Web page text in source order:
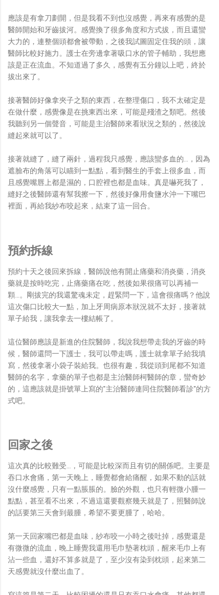
應該是有拿刀劃開，但是我看不到也沒感覺，再來有感覺的是
醫師開始和牙齒拔河。感覺換了很多角度和方式拔，而且還蠻
大力的，連整個頭都會被帶動，之後我試圖固定住我的頭，讓
醫師比較好施力。護士在旁邊拿著吸口水的管子輔助，我想應
該是正在流血。不知道過了多久，感覺有五分鐘以上吧，終於
拔出來了。
接著醫師好像拿夾子之類的東西，在整理傷口，我不太確定是
在做什麼，感覺像是在挑東西出來，可能是殘渣之類吧。然後
我聽到另一個聲音，可能是主治醫師來看狀況之類的，然後說
縫起來就可以了。
接著就縫了，縫了兩針，過程我只感覺，應該蠻多血的...，因為
遮臉布的角落可以瞄到一點點，看到醫生的手套上很多血，而
且感覺嘴唇上都是濕的，口腔裡也都是血味。真是嚇死我了，
縫好之後醫師還有幫我擦一下，然後好像用食鹽水沖一下嘴巴
裡面，再給我紗布咬起來，結束了這一回合。
預約拆線
預約十天之後回來拆線，醫師說他有開止痛藥和消炎藥，消炎
藥就是按時吃完，止痛藥痛在吃，然後如果很痛可以再補一
顆...。剛拔完的我還驚魂未定，趕緊問一下，這會很痛嗎？他說
這次傷口比較大一點，加上牙周病原本狀況就不太好，接著就
單子給我，讓我拿去一樓結帳了。
這位醫師應該是新進的住院醫師，我說我想帶走我的牙齒的時
候，醫師還問一下護士，我可以帶走嗎，護士就拿單子給我填
寫，然後拿著小袋子裝給我。也很有趣，我從頭到尾都不知道
醫師的名字，拿藥的單子也都是主治醫師柯醫師的章，蠻奇妙
的，這應該就是掛號單上寫的"主治醫師連同住院醫師看診"的方
式吧。
回家之後
這次真的比較難受...，可能是比較深而且有切的關係吧。主要是
吞口水會痛，第一天晚上，睡覺都會給痛醒，如果不動的話就
沒什麼感覺，只有一點脹脹的。臉的外觀，也只有輕微小腫一
點點，甚至看不出來，不過這還要觀察幾天就是了，照醫師說
的話要第三天會到最腫，希望不要更腫了，哈哈。
第一天回家嘴巴都是血味，紗布咬一小時之後吐掉，感覺還是
有微微的流血，晚上睡覺我還用毛巾墊著枕頭，醒來毛巾上有
沾一些血，還好不算多就是了，至少沒有染到枕頭，起來第二
天感覺就沒什麼出血了。